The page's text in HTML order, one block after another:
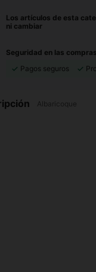
Los artículos de esta
ni cambiar
Seguridad en las compras
Pagos seguros
Albaricoque